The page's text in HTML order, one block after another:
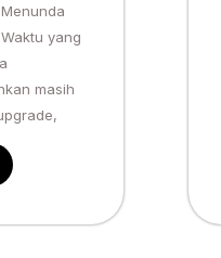
Menunda
yang
masih